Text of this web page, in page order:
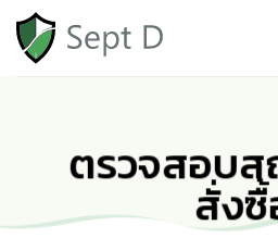
Skip
content
ตรวจสอบส
สั่ง